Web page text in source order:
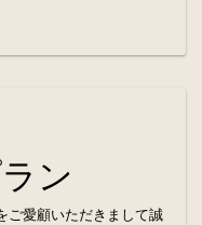
ン
ご愛顧いただきまして誠